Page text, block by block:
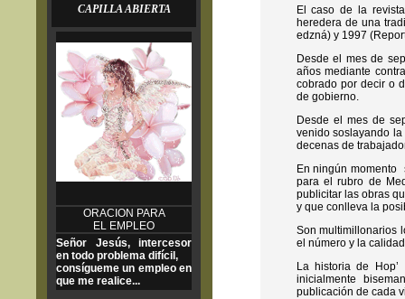
CAPILLA ABIERTA
ORACION PARA
EL EMPLEO
Señor Jesús, intercesor
en todo problema difícil,
consígueme un empleo en
que me realice...
El caso de la
heredera de una
edzná) y 1997
Desde el mes de
años mediante
cobrado por decir o
de gobierno.
Desde el mes de
venido soslayando
decenas de
En ningún
para el rubro de
publicitar las obras
y que conlleva la
Son multimillonarios
el número y la
La historia de
inicialmente
publicación de cada